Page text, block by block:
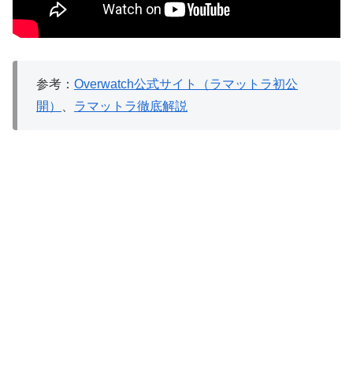
参考： Overwatch公式サイト（ラマットラ初公
開）
ラマットラ徹底解説